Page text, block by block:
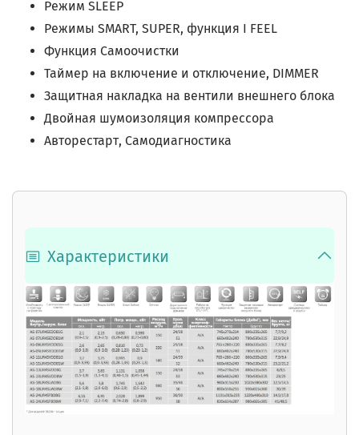
Режим SLEEP
Режимы SMART, SUPER, функция I FEEL
Функция Самоочистки
Таймер на включение и отключение, DIMMER
Защитная накладка на вентили внешнего блока
Двойная шумоизоляция компрессора
Авторестарт, Самодиагностика
Характеристики